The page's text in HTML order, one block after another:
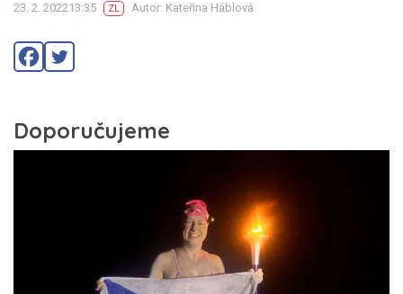
23. 2. 202213:35 ZL Autor: Kateřina Háblová